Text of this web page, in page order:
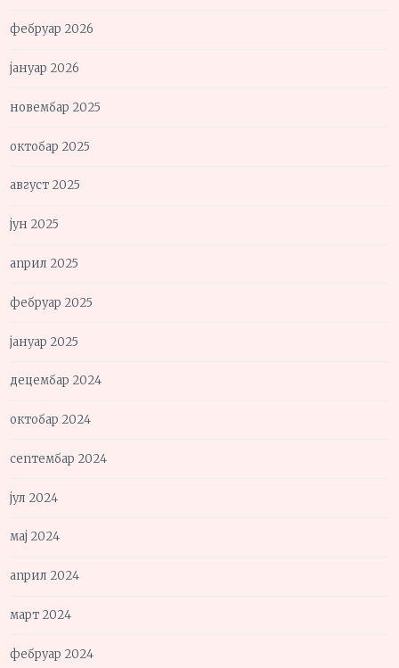
фебруар 2026
јануар 2026
новембар 2025
октобар 2025
август 2025
јун 2025
април 2025
фебруар 2025
јануар 2025
децембар 2024
октобар 2024
септембар 2024
јул 2024
мај 2024
април 2024
март 2024
фебруар 2024